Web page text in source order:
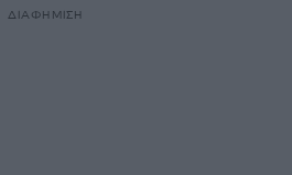
ΔΙΑΦΗΜΙΣΗ